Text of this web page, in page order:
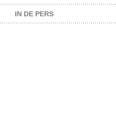
IN DE PERS